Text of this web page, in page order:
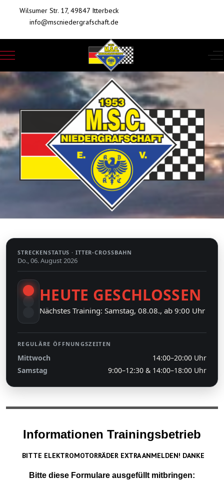
Wilsumer Str. 17, 49847 Itterbeck
info@mscniedergrafschaft.de
Mobile Menu Toggle
STRECKENSTATUS · ITTER-CROSSBAHN
Do., 06. August 2026
HEUTE GESCHLOSSEN
Nächstes Training: Samstag, 08.08., ab 9:00 Uhr
REGULÄRE ÖFFNUNGSZEITEN
Mittwoch
14:00–20:00 Uhr
Samstag
9:00–12:30 & 14:00–18:00 Uhr
Informationen Trainingsbetrieb
BITTE ELEKTROMOTORRÄDER EXTRA ANMELDEN! DANKE
Bitte diese Formulare ausgefüllt mitbringen: